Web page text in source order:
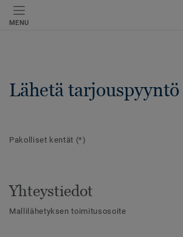
MENU
Lähetä tarjouspyyntö
Pakolliset kentät (*)
Yhteystiedot
Mallilähetyksen toimitusosoite